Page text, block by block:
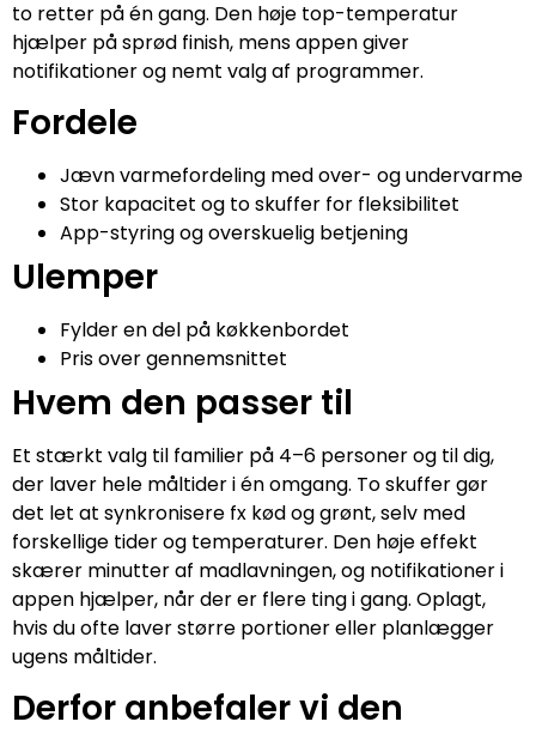
to retter på én gang. Den høje top-temperatur
hjælper på sprød finish, mens appen giver
notifikationer og nemt valg af programmer.
Fordele
Jævn varmefordeling med over- og undervarme
Stor kapacitet og to skuffer for fleksibilitet
App-styring og overskuelig betjening
Ulemper
Fylder en del på køkkenbordet
Pris over gennemsnittet
Hvem den passer til
Et stærkt valg til familier på 4–6 personer og til dig,
der laver hele måltider i én omgang. To skuffer gør
det let at synkronisere fx kød og grønt, selv med
forskellige tider og temperaturer. Den høje effekt
skærer minutter af madlavningen, og notifikationer i
appen hjælper, når der er flere ting i gang. Oplagt,
hvis du ofte laver større portioner eller planlægger
ugens måltider.
Derfor anbefaler vi den